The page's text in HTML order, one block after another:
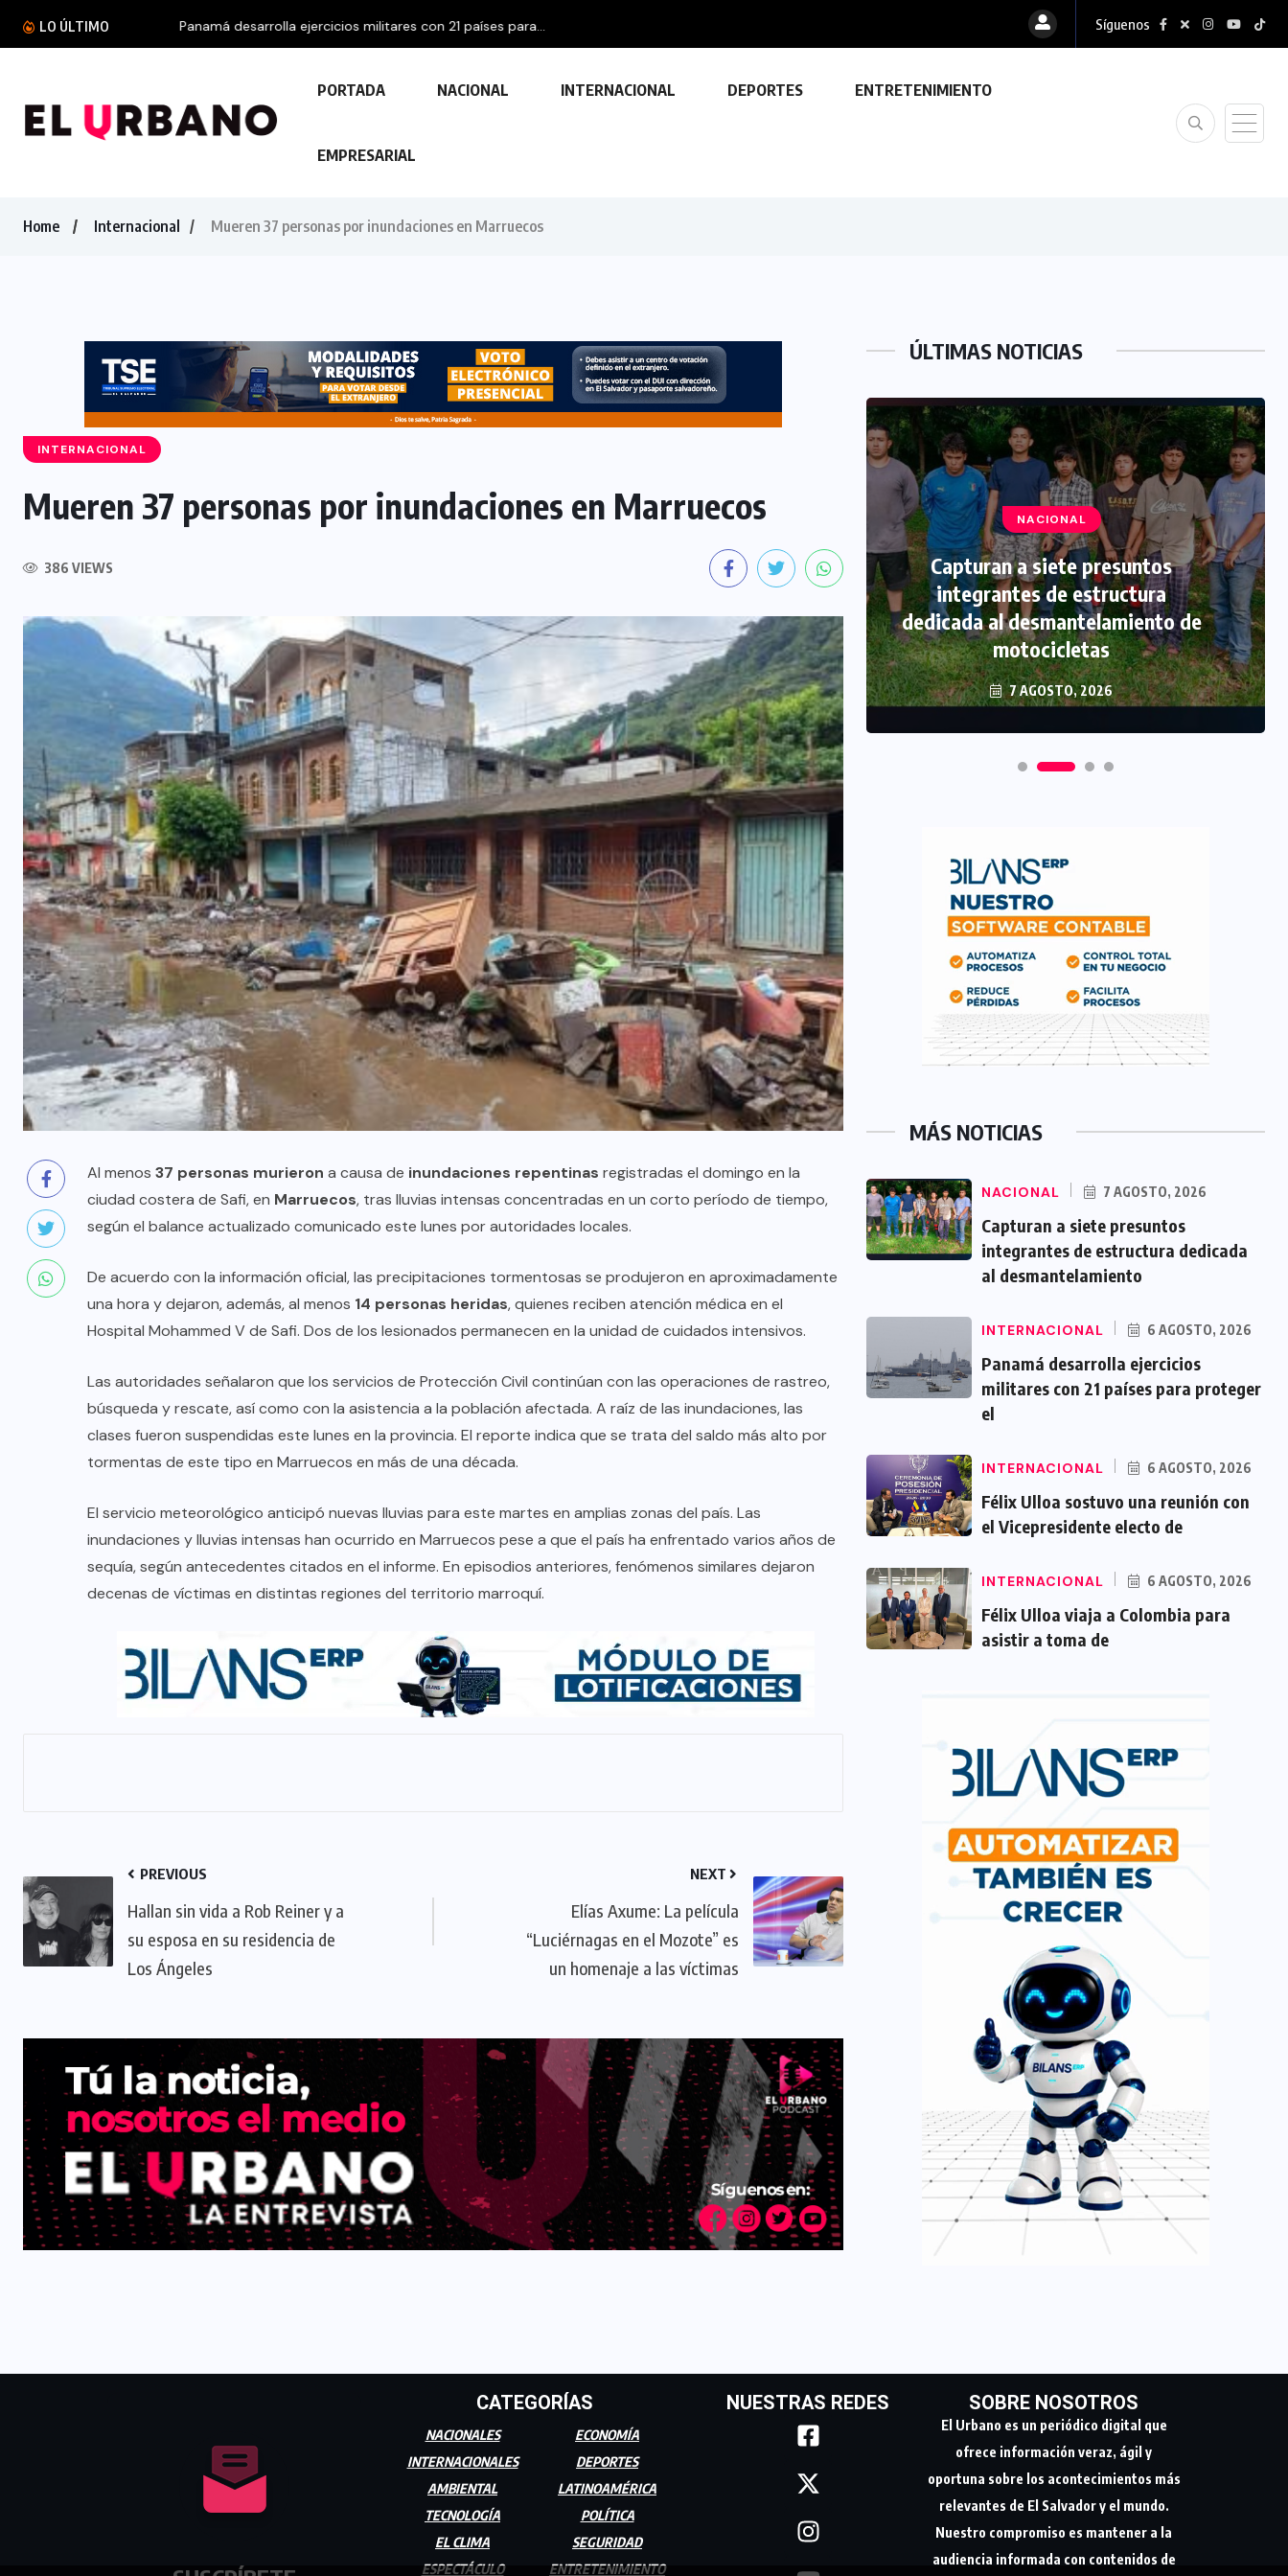
LO ÚLTIMO Panamá desarrolla ejercicios militares con 21 países para... Síguenos
PORTADA NACIONAL INTERNACIONAL DEPORTES ENTRETENIMIENTO
EMPRESARIAL
Home Internacional Mueren 37 personas por inundaciones en Marruecos
INTERNACIONAL
Mueren 37 personas por inundaciones en Marruecos
386 VIEWS
Al menos 37 personas murieron a causa de inundaciones repentinas registradas el domingo en la
ciudad costera de Safi, en Marruecos, tras lluvias intensas concentradas en un corto período de tiempo,
según el balance actualizado comunicado este lunes por autoridades locales.
De acuerdo con la información oficial, las precipitaciones tormentosas se produjeron en aproximadamente
una hora y dejaron, además, al menos 14 personas heridas, quienes reciben atención médica en el
Hospital Mohammed V de Safi. Dos de los lesionados permanecen en la unidad de cuidados intensivos.
Las autoridades señalaron que los servicios de Protección Civil continúan con las operaciones de rastreo,
búsqueda y rescate, así como con la asistencia a la población afectada. A raíz de las inundaciones, las
clases fueron suspendidas este lunes en la provincia. El reporte indica que se trata del saldo más alto por
tormentas de este tipo en Marruecos en más de una década.
El servicio meteorológico anticipó nuevas lluvias para este martes en amplias zonas del país. Las
inundaciones y lluvias intensas han ocurrido en Marruecos pese a que el país ha enfrentado varios años de
sequía, según antecedentes citados en el informe. En episodios anteriores, fenómenos similares dejaron
decenas de víctimas en distintas regiones del territorio marroquí.
PREVIOUS
Hallan sin vida a Rob Reiner y a
su esposa en su residencia de
Los Ángeles
NEXT
Elías Axume: La película
“Luciérnagas en el Mozote” es
un homenaje a las víctimas
ÚLTIMAS NOTICIAS
con el Vicepresidente electo de
Colombia
6 AGOSTO, 2026
23 FEBRERO, 2024
NACIONAL
Capturan a siete presuntos
integrantes de estructura
dedicada al desmantelamiento de
motocicletas
7 AGOSTO, 2026
MÁS NOTICIAS
NACIONAL 7 AGOSTO, 2026
Capturan a siete presuntos
integrantes de estructura dedicada
al desmantelamiento
INTERNACIONAL 6 AGOSTO, 2026
Panamá desarrolla ejercicios
militares con 21 países para proteger
el
INTERNACIONAL 6 AGOSTO, 2026
Félix Ulloa sostuvo una reunión con
el Vicepresidente electo de
INTERNACIONAL 6 AGOSTO, 2026
Félix Ulloa viaja a Colombia para
asistir a toma de
CATEGORÍAS
NACIONALES
INTERNACIONALES
AMBIENTAL
TECNOLOGÍA
EL CLIMA
ESPECTÁCULO
ECONOMÍA
DEPORTES
LATINOAMÉRICA
POLÍTICA
SEGURIDAD
ENTRETENIMIENTO
NUESTRAS REDES SOBRE NOSOTROS
El Urbano es un periódico digital que
ofrece información veraz, ágil y
oportuna sobre los acontecimientos más
relevantes de El Salvador y el mundo.
Nuestro compromiso es mantener a la
audiencia informada con contenidos de